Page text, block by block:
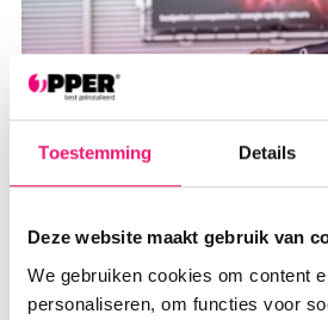
Toestemming Details
Deze website maakt gebruik van
We gebruiken cookies om content
personaliseren, om functies voor
BART